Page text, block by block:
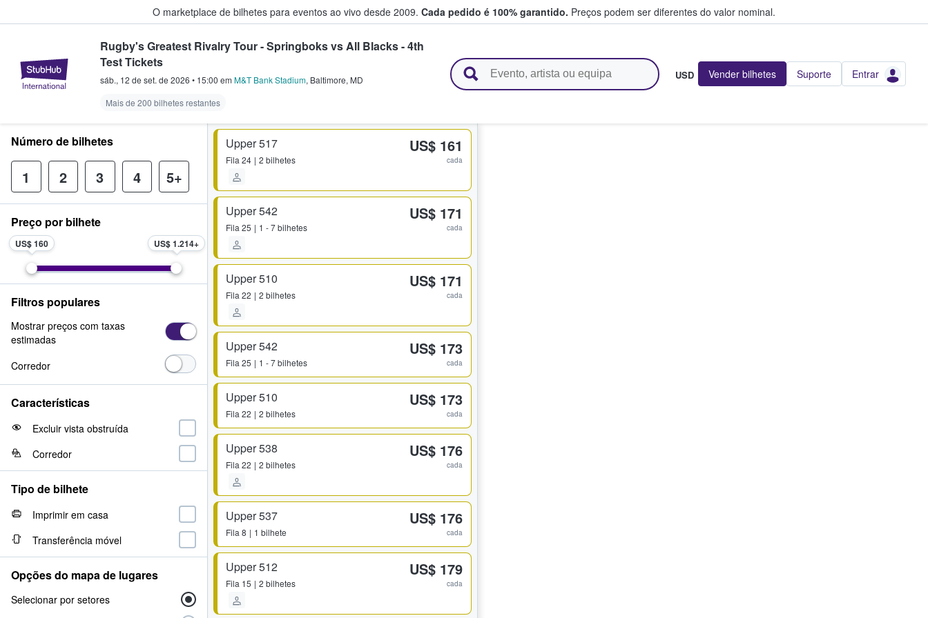
O marketplace de bilhetes para eventos ao vivo desde 2009. Cada pedido é 100% garantido. Preços podem ser diferentes do valor nominal.
StubHub – onde os fãs compram e vendem bilhetes
Rugby's Greatest Rivalry Tour - Springboks vs All Blacks - 4th
Test Tickets
sáb., 12 de set. de 2026 • 15:00 em M&T Bank Stadium, Baltimore, MD
Mais de 200 bilhetes restantes
USD Vender bilhetes Suporte Entrar
Upper 517
Fila 24 2 bilhetes
US$ 161
cada
Upper 542
Fila 25 1 - 7 bilhetes
US$ 171
cada
Upper 510
Fila 22 2 bilhetes
US$ 171
cada
Upper 542
Fila 25 1 - 7 bilhetes
US$ 173
cada
Upper 510
Fila 22 2 bilhetes
US$ 173
cada
Upper 538
Fila 22 2 bilhetes
US$ 176
cada
Upper 537
Fila 8 1 bilhete
US$ 176
cada
Upper 512
Fila 15 2 bilhetes
US$ 179
cada
Número de bilhetes
1 2 3 4 5+
Preço por bilhete
US$ 160 US$ 1.214
Filtros populares
Mostrar preços com taxas
estimadas
Corredor
Características
Excluir vista obstruída
Corredor
Tipo de bilhete
Imprimir em casa
Transferência móvel
Opções do mapa de lugares
Selecionar por setores